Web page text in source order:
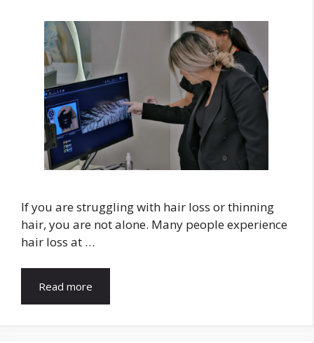
If you are struggling with hair loss or thinning
hair, you are not alone. Many people experience
hair loss at …
Read more